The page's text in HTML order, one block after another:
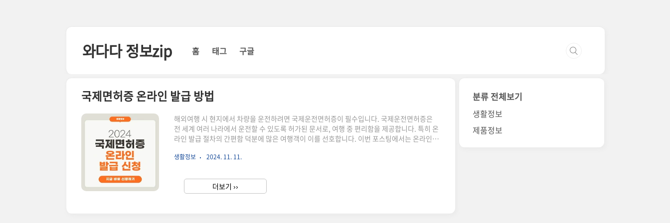
와다다 정보zip 홈 태그 구글
국제면허증 온라인 발급 방법
해외여행 시 현지에서 차량을 운전하려면 국제운전면허증이 필수입니다. 국제운전면허증은
전 세계 여러 나라에서 운전할 수 있도록 허가된 문서로, 여행 중 편리함을 제공합니다. 특히 온
라인 발급 절차의 간편함 덕분에 많은 여행객이 이를 선호합니다. 이번 포스팅에서는 온라인과
국제운전면허증 발급국제운전면허증이란?국제운전면허증은 한국에서 발급된 운전면허증 소
년)과 비엔나 협약(1968년)에 따라 만들어졌으며, 전 세계 100여 개국에서 통용됩니다. 참고
로 우리나라는 제네바 협약국에 속한다고 합니다.국제운전면허증 온라인 발급 방법접속: ..
생활정보 2024. 11. 11.
더보기 ››
분류 전체보기
생활정보
제품정보